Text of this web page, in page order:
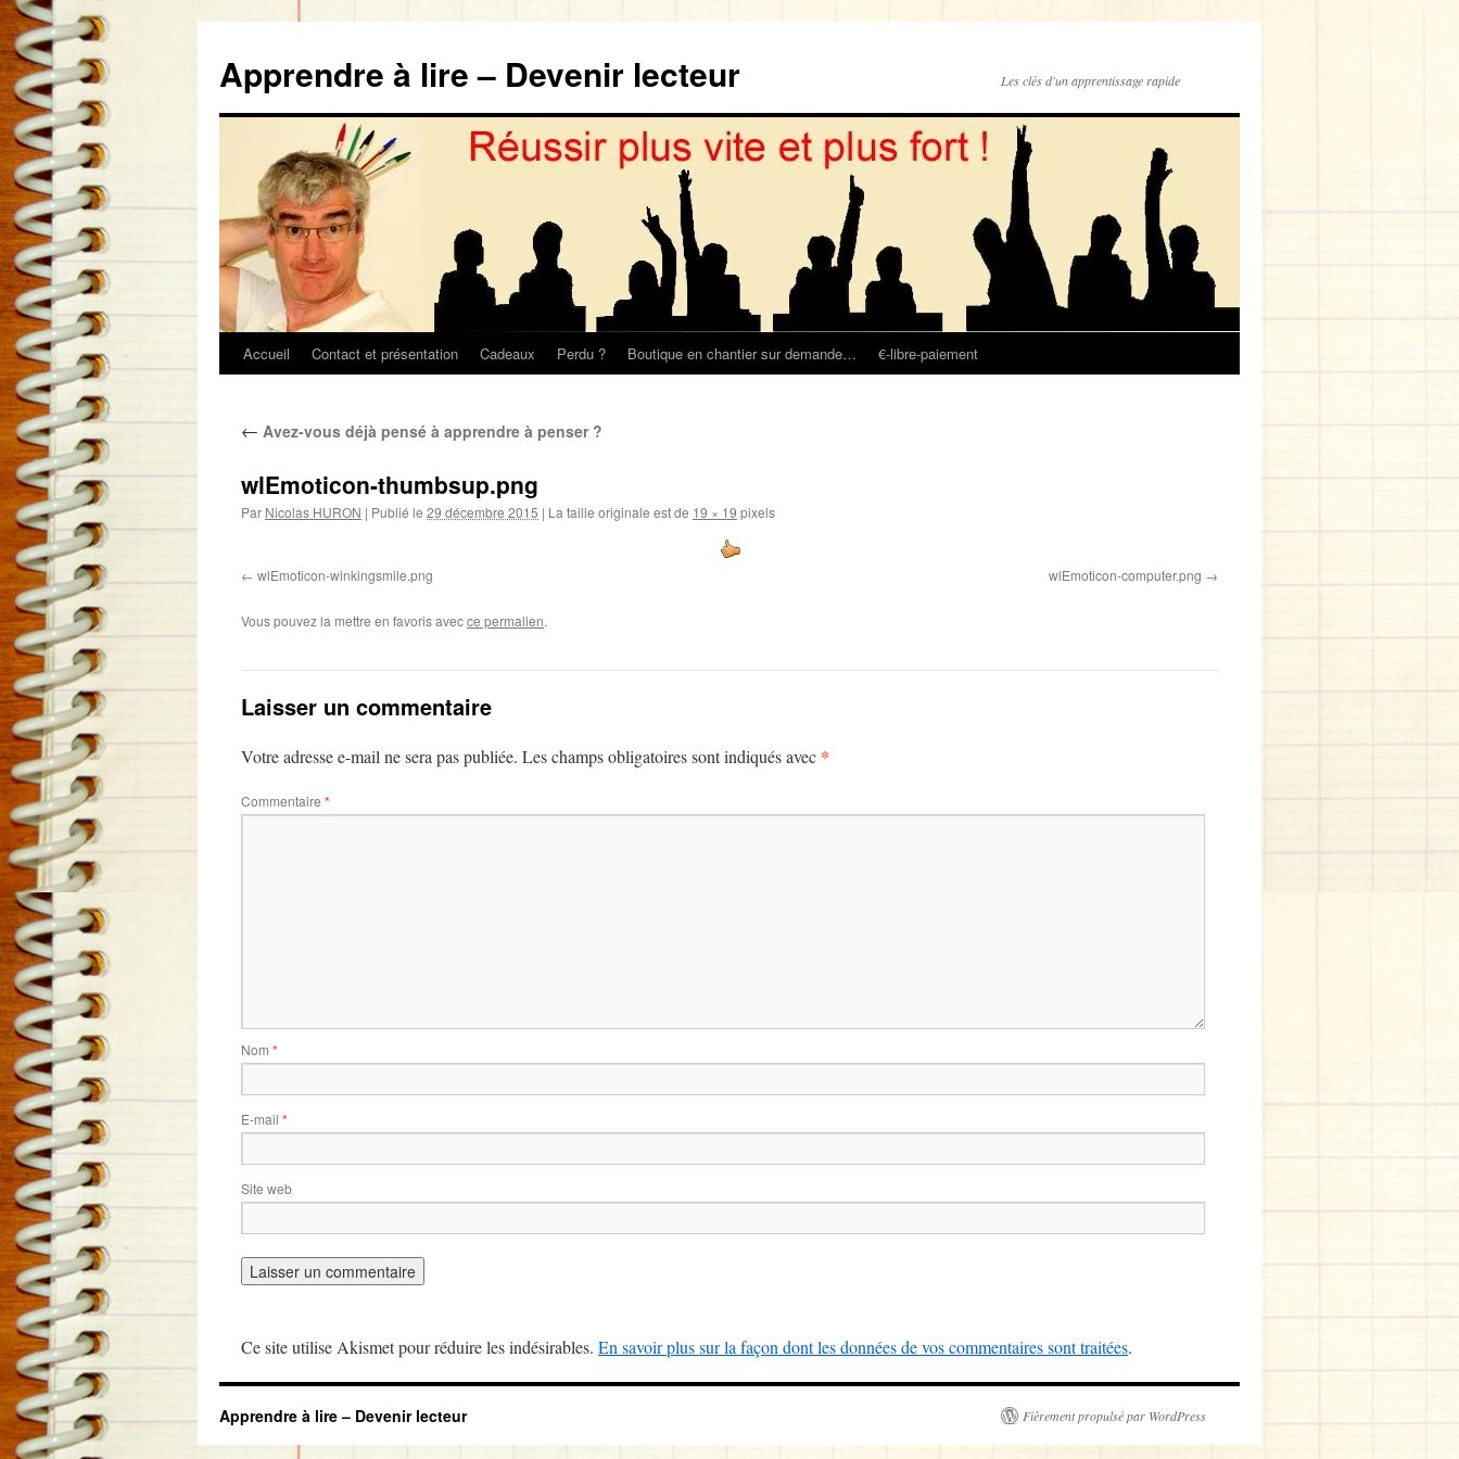
contenu
Apprendre à lire – Devenir lecteur Les clés d'un apprentissage rapide
Accueil Contact et présentation Cadeaux Perdu ? Boutique en chantier sur demande… €-libre-paiement
← Avez-vous déjà pensé à apprendre à penser ?
wlEmoticon-thumbsup.png
Par Nicolas HURON | Publié le 29 décembre 2015 | La taille originale est de 19 × 19 pixels
wlEmoticon-winkingsmile.png wlEmoticon-computer.png
Vous pouvez la mettre en favoris avecce permalien.
Laisser un commentaire
Votre adresse e-mail ne sera pas publiée. Les champs obligatoires sont indiqués avec *
Commentaire *
Nom *
E-mail *
Site web
Ce site utilise Akismet pour réduire les indésirables. En savoir plus sur la façon dont les données de vos commentaires sont traitées.
Apprendre à lire – Devenir lecteur Fièrement propulsé par WordPress